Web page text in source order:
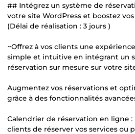
## Intégrez un système de
votre site WordPress et boostez
(Délai de réalisation : 3 jours )
~Offrez à vos clients une
simple et intuitive en intégrant un
réservation sur mesure sur votre
Augmentez vos réservations et
grâce à des fonctionnalités
Calendrier de réservation en ligne :
clients de réserver vos services ou